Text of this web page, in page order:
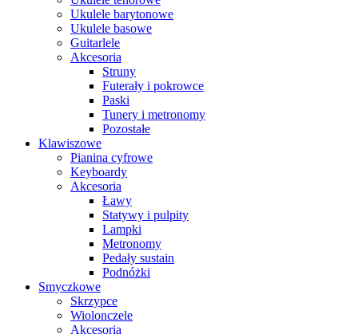
Ukulele barytonowe
Ukulele basowe
Guitarlele
Akcesoria
Struny
Futerały i pokrowce
Paski
Tunery i metronomy
Pozostałe
Klawiszowe
Pianina cyfrowe
Keyboardy
Akcesoria
Ławy
Statywy i pulpity
Lampki
Metronomy
Pedały sustain
Podnóżki
Smyczkowe
Skrzypce
Wiolonczele
Akcesoria